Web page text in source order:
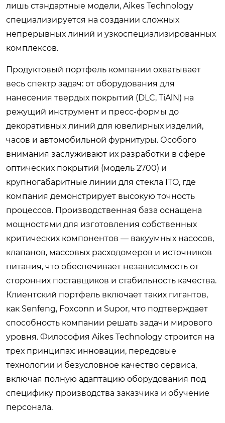
лишь стандартные модели, Aikes Technology
специализируется на создании сложных
непрерывных линий и узкоспециализированных
комплексов.
Продуктовый портфель компании охватывает
весь спектр задач: от оборудования для
нанесения твердых покрытий (DLC, TiAlN) на
режущий инструмент и пресс-формы до
декоративных линий для ювелирных изделий,
часов и автомобильной фурнитуры. Особого
внимания заслуживают их разработки в сфере
оптических покрытий (модель 2700) и
крупногабаритные линии для стекла ITO, где
компания демонстрирует высокую точность
процессов. Производственная база оснащена
мощностями для изготовления собственных
критических компонентов — вакуумных насосов,
клапанов, массовых расходомеров и источников
питания, что обеспечивает независимость от
сторонних поставщиков и стабильность качества.
Клиентский портфель включает таких гигантов,
как Senfeng, Foxconn и Supor, что подтверждает
способность компании решать задачи мирового
уровня. Философия Aikes Technology строится на
трех принципах: инновации, передовые
технологии и безусловное качество сервиса,
включая полную адаптацию оборудования под
специфику производства заказчика и обучение
персонала.